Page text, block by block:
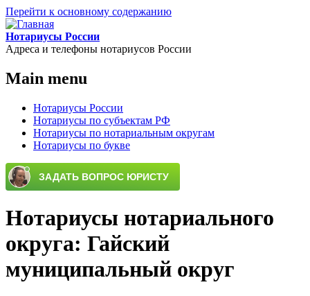
Перейти к основному содержанию
Нотариусы России
Адреса и телефоны нотариусов России
Main menu
Нотариусы России
Нотариусы по субъектам РФ
Нотариусы по нотариальным округам
Нотариусы по букве
Нотариусы нотариального
округа: Гайский
муниципальный округ